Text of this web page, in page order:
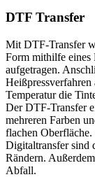
DTF Transfer
Mit DTF-Transfer
Form mithilfe eines
aufgetragen.
Temperatur die
Der DTF-Transfer
mehreren Farben
flachen
Digitaltransfer sind
Rändern.
Abfall.